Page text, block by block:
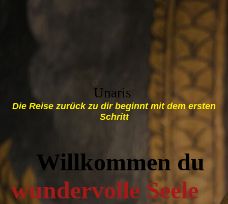
Unaris
Die Reise zurück zu dir beginnt mit dem ersten
Schritt
Willkommen du
wundervolle Seele